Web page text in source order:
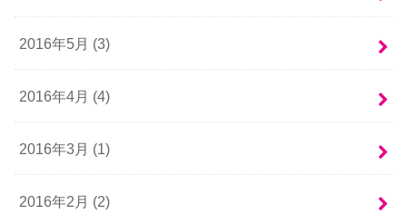
2016年5月 (3)
2016年4月 (4)
2016年3月 (1)
2016年2月 (2)